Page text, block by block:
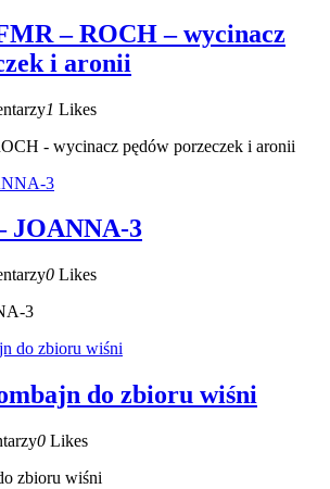
– ROCH – wycinacz
i aronii
1 Likes
- wycinacz pędów porzeczek i aronii
JOANNA-3
0 Likes
3
do zbioru wiśni
0 Likes
zbioru wiśni